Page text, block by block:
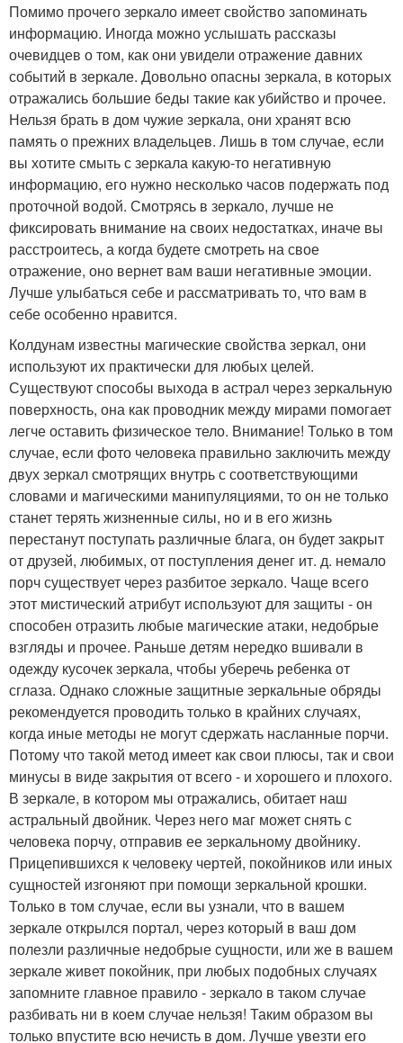
Помимо прочего зеркало имеет свойство запоминать
информацию. Иногда можно услышать рассказы
очевидцев о том, как они увидели отражение давних
событий в зеркале. Довольно опасны зеркала, в которых
отражались большие беды такие как убийство и прочее.
Нельзя брать в дом чужие зеркала, они хранят всю
память о прежних владельцев. Лишь в том случае, если
вы хотите смыть с зеркала какую-то негативную
информацию, его нужно несколько часов подержать под
проточной водой. Смотрясь в зеркало, лучше не
фиксировать внимание на своих недостатках, иначе вы
расстроитесь, а когда будете смотреть на свое
отражение, оно вернет вам ваши негативные эмоции.
Лучше улыбаться себе и рассматривать то, что вам в
себе особенно нравится.
Колдунам известны магические свойства зеркал, они
используют их практически для любых целей.
Существуют способы выхода в астрал через зеркальную
поверхность, она как проводник между мирами помогает
легче оставить физическое тело. Внимание! Только в том
случае, если фото человека правильно заключить между
двух зеркал смотрящих внутрь с соответствующими
словами и магическими манипуляциями, то он не только
станет терять жизненные силы, но и в его жизнь
перестанут поступать различные блага, он будет закрыт
от друзей, любимых, от поступления денег ит. д. немало
порч существует через разбитое зеркало. Чаще всего
этот мистический атрибут используют для защиты - он
способен отразить любые магические атаки, недобрые
взгляды и прочее. Раньше детям нередко вшивали в
одежду кусочек зеркала, чтобы уберечь ребенка от
сглаза. Однако сложные защитные зеркальные обряды
рекомендуется проводить только в крайних случаях,
когда иные методы не могут сдержать насланные порчи.
Потому что такой метод имеет как свои плюсы, так и свои
минусы в виде закрытия от всего - и хорошего и плохого.
В зеркале, в котором мы отражались, обитает наш
астральный двойник. Через него маг может снять с
человека порчу, отправив ее зеркальному двойнику.
Прицепившихся к человеку чертей, покойников или иных
сущностей изгоняют при помощи зеркальной крошки.
Только в том случае, если вы узнали, что в вашем
зеркале открылся портал, через который в ваш дом
полезли различные недобрые сущности, или же в вашем
зеркале живет покойник, при любых подобных случаях
запомните главное правило - зеркало в таком случае
разбивать ни в коем случае нельзя! Таким образом вы
только впустите всю нечисть в дом. Лучше увезти его